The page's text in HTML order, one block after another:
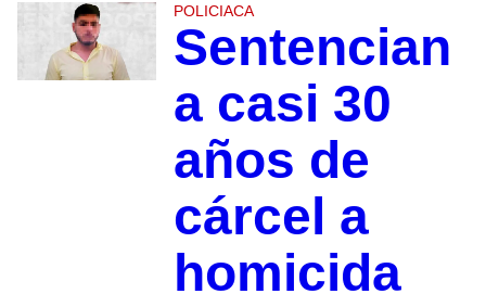
POLICIACA
Sentencian
a casi 30
años de
cárcel a
homicida